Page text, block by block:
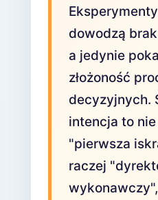
dowodzą
a jedynie
złożoność
decyzyjnych.
intencja to
"pierwsza
raczej